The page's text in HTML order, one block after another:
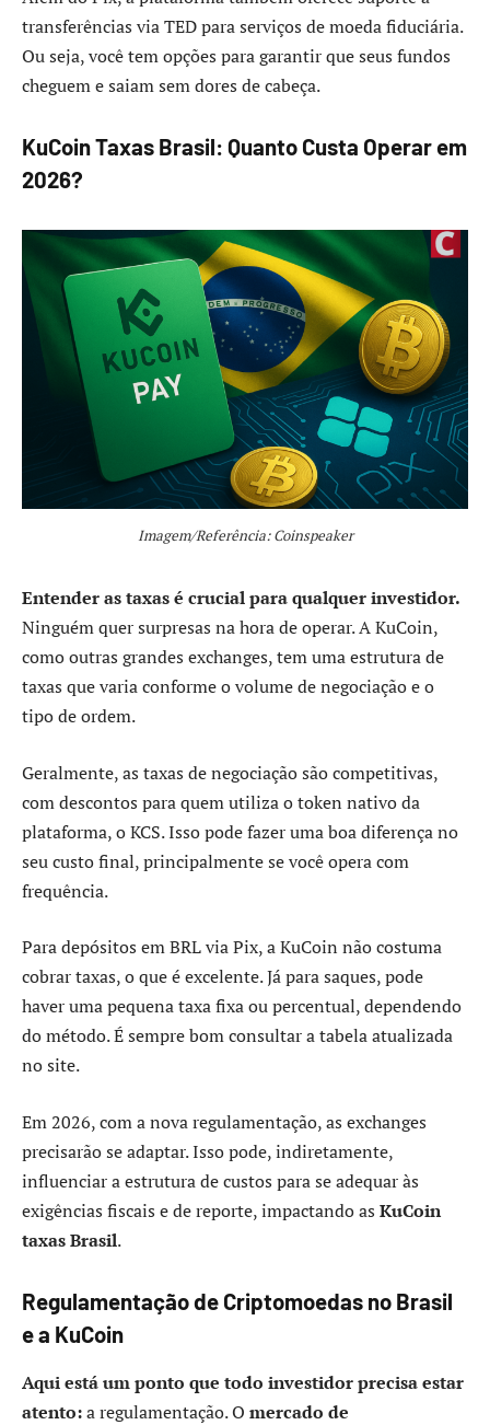
transferências via TED para serviços de moeda fiduciária.
Ou seja, você tem opções para garantir que seus fundos
cheguem e saiam sem dores de cabeça.
KuCoin Taxas Brasil: Quanto Custa Operar em
2026?
Imagem/Referência: Coinspeaker
Entender as taxas é crucial para qualquer investidor.
Ninguém quer surpresas na hora de operar. A KuCoin,
como outras grandes exchanges, tem uma estrutura de
taxas que varia conforme o volume de negociação e o
tipo de ordem.
Geralmente, as taxas de negociação são competitivas,
com descontos para quem utiliza o token nativo da
plataforma, o KCS. Isso pode fazer uma boa diferença no
seu custo final, principalmente se você opera com
frequência.
Para depósitos em BRL via Pix, a KuCoin não costuma
cobrar taxas, o que é excelente. Já para saques, pode
haver uma pequena taxa fixa ou percentual, dependendo
do método. É sempre bom consultar a tabela atualizada
no site.
Em 2026, com a nova regulamentação, as exchanges
precisarão se adaptar. Isso pode, indiretamente,
influenciar a estrutura de custos para se adequar às
exigências fiscais e de reporte, impactando as KuCoin
taxas Brasil.
Regulamentação de Criptomoedas no Brasil
e a KuCoin
Aqui está um ponto que todo investidor precisa estar
atento:a regulamentação. O mercado de